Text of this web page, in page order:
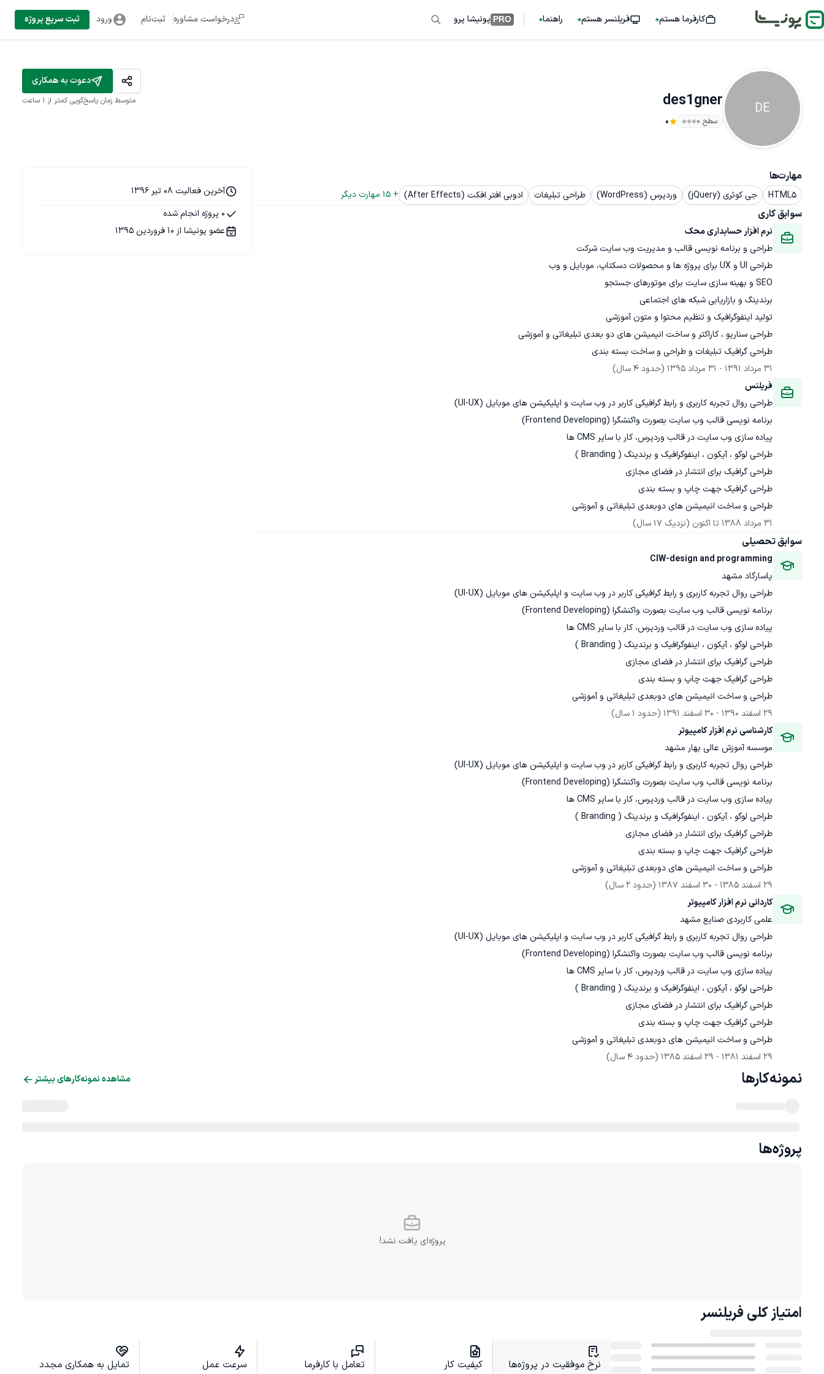
کارفرما هستم فریلنسر هستم راهنما PRO پونیشا پرو درخواست مشاوره ثبت‌نام ورود ثبت سریع پروژه
DE
des1gner
سطح ۰ 0
دعوت به همکاری
متوسط زمان پاسخ‌گویی کمتر از 1 ساعت
مهارت‌ها
HTML5 جی کوئری (jQuery) وردپرس (WordPress) طراحی تبلیغات ادوبی افتر افکت (After Effects) +
15 مهارت دیگر
سوابق کاری
نرم افزار حسابداری محک
طراحی گرافیک تبلیغات و طراحی و ساخت بسته بندی
31 مرداد 1391
- 31 مرداد 1395
(حدود 4 سال)
فریلنس
طراحی و ساخت انیمیشن های دوبعدی تبلیغاتی و آموزشی
31 مرداد 1388
تا اکنون (نزدیک 17 سال)
سوابق تحصیلی
CIW-design and programming
پاسارگاد مشهد
طراحی و ساخت انیمیشن های دوبعدی تبلیغاتی و آموزشی
29 اسفند 1390
- 30 اسفند 1391
(حدود 1 سال)
کارشناسی نرم افزار کامپیوتر
موسسه آموزش عالی بهار مشهد
طراحی و ساخت انیمیشن های دوبعدی تبلیغاتی و آموزشی
29 اسفند 1385
- 30 اسفند 1387
(حدود 2 سال)
کاردانی نرم افزار کامپیوتر
علمی کاربردی صنایع مشهد
طراحی و ساخت انیمیشن های دوبعدی تبلیغاتی و آموزشی
29 اسفند 1381
- 29 اسفند 1385 (حدود 4 سال)
آخرین فعالیت 08 تیر 1396
0 پروژه انجام شده
عضو پونیشا از 10 فروردین 1395
نمونه‌کارها مشاهده نمونه‌کارهای بیشتر
پروژه‌ها
پروژه‌ای یافت نشد!
امتیاز کلی فریلنسر
نرخ موفقیت در پروژه‌ها کیفیت کار تعامل با کارفرما سرعت عمل تمایل به همکاری مجدد